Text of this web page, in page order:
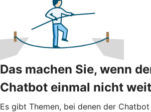
Das machen Sie, wenn
Chatbot einmal nicht
Es gibt Themen, bei denen der